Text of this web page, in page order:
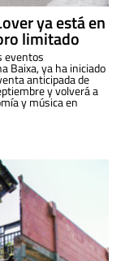
ya está en
limitado
eventos
Baixa, ya ha iniciado
anticipada de
y volverá a
y música en